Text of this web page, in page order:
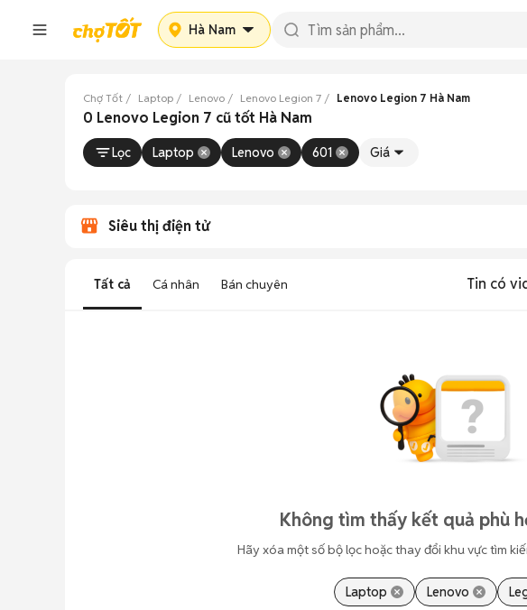
Hà Nam
Chợ Tốt Laptop Lenovo Lenovo Legion 7 Lenovo Legion 7 Hà Nam
0 Lenovo Legion 7 cũ tốt Hà Nam
Lọc Laptop Lenovo 601 Giá
Siêu thị điện tử
Tất cả Cá nhân Bán chuyên Tin có
Không tìm thấy kết quả phù
Hãy xóa một số bộ lọc hoặc thay đổi khu vực tìm
Laptop Lenovo